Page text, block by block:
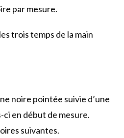
par mesure.
trois temps de la main
noire pointée suivie d’une
en début de mesure.
suivantes.